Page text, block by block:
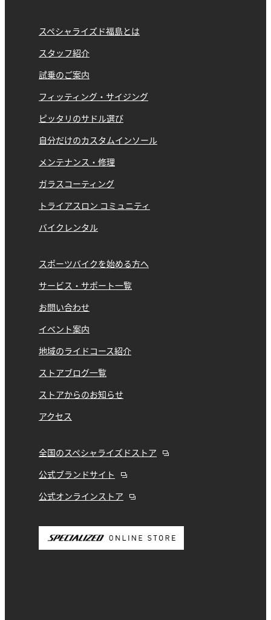
スペシャライズド福島とは
スタッフ紹介
試乗のご案内
フィッティング・サイジング
ピッタリのサドル選び
自分だけのカスタムインソール
メンテナンス・修理
ガラスコーティング
トライアスロン コミュニティ
バイクレンタル
スポーツバイクを始める方へ
サービス・サポート一覧
お問い合わせ
イベント案内
地域のライドコース紹介
ストアブログ一覧
ストアからのお知らせ
アクセス
全国のスペシャライズドストア
公式ブランドサイト
公式オンラインストア